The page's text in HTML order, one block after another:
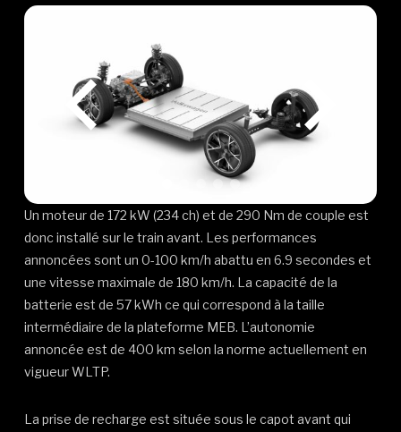
Un moteur de 172 kW (234 ch) et de 290 Nm de couple est
donc installé sur le train avant. Les performances
annoncées sont un 0-100 km/h abattu en 6.9 secondes et
une vitesse maximale de 180 km/h. La capacité de la
batterie est de 57 kWh ce qui correspond à la taille
intermédiaire de la plateforme MEB. L’autonomie
annoncée est de 400 km selon la norme actuellement en
vigueur WLTP.
La prise de recharge est située sous le capot avant qui